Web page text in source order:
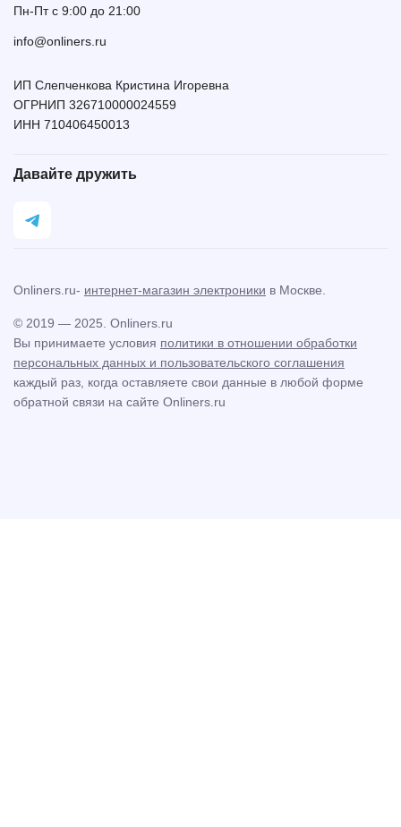
Пн-Пт с 9:00 до 21:00
info@onliners.ru
ИП Слепченкова Кристина Игоревна
ОГРНИП 326710000024559
ИНН 710406450013
Давайте дружить
Вы принимаете условия политики в отношении обработки
персональных данных и пользовательского соглашения
каждый раз, когда оставляете свои данные в любой форме
обратной связи на сайте Onliners.ru
© 2019 — 2025. Onliners.ru
Onliners.ru- интернет-магазин электроники в Москве.